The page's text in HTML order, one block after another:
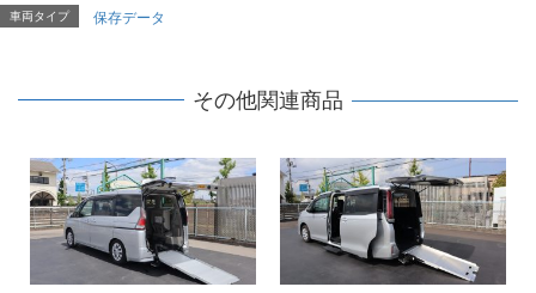
車両タイプ 保存データ
その他関連商品